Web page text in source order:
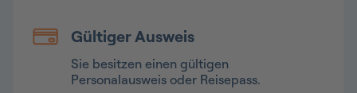
Gültiger Ausweis
Sie besitzen einen gültigen
Personalausweis oder Reisepass.